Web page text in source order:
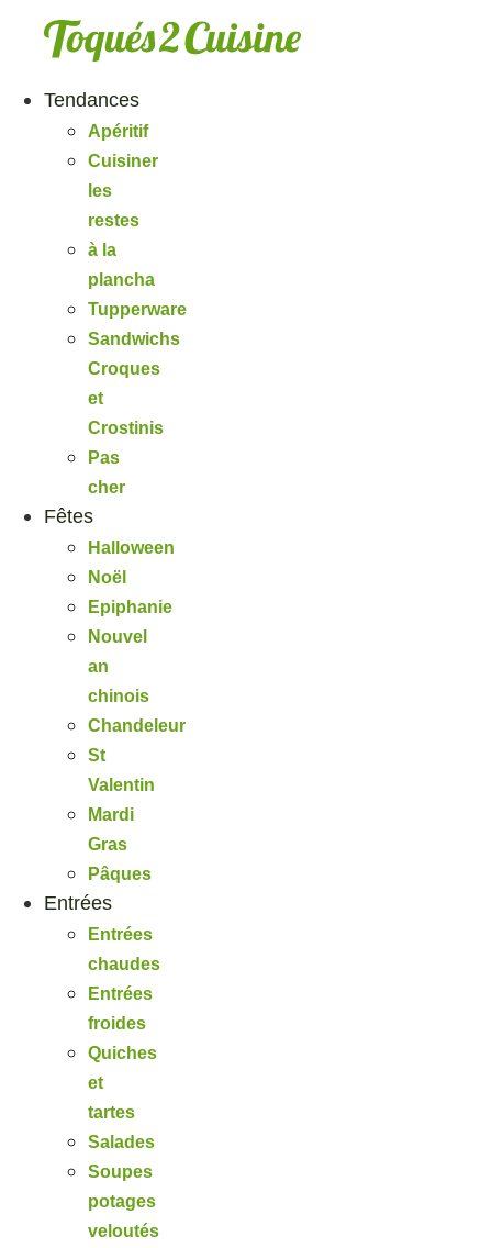
Tendances
Apéritif
Cuisiner
les
restes
à la
plancha
Tupperware
Sandwichs
Croques
et
Crostinis
Pas
cher
Fêtes
Halloween
Noël
Epiphanie
Nouvel
an
chinois
Chandeleur
St
Valentin
Mardi
Gras
Pâques
Entrées
Entrées
chaudes
Entrées
froides
Quiches
et
tartes
Salades
Soupes
potages
veloutés